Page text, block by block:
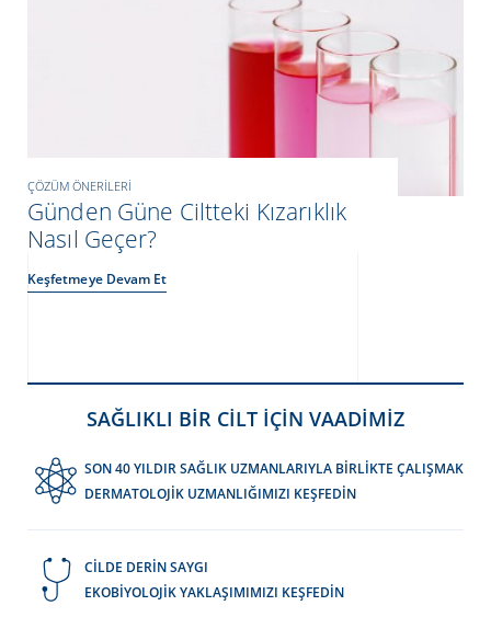
ÇÖZÜM ÖNERILERI
Günden Güne Ciltteki Kızarıklık
Nasıl Geçer?
Keşfetmeye Devam Et
SAĞLIKLI BİR CİLT İÇİN VAADİMİZ
SON 40 YILDIR SAĞLIK UZMANLARIYLA BİRLİKTE ÇALIŞMAK
DERMATOLOJİK UZMANLIĞIMIZI KEŞFEDİN
CİLDE DERİN SAYGI
EKOBİYOLOJİK YAKLAŞIMIMIZI KEŞFEDİN